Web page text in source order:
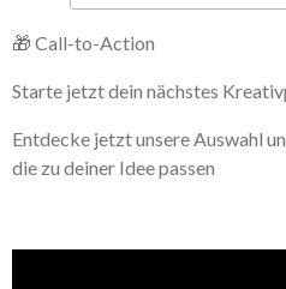
🎁 Call-to-Action
Starte jetzt dein nächstes
Entdecke jetzt unsere Auswahl
die zu deiner Idee passen